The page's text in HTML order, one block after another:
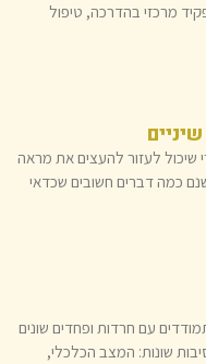
מרכזי בהדרכה, טיפול
שיכול לעזור להעצים את מראה
כמה דברים חשובים שכדאי
עם חרדות ופחדים שונים
שונות: המצב הכלכלי,